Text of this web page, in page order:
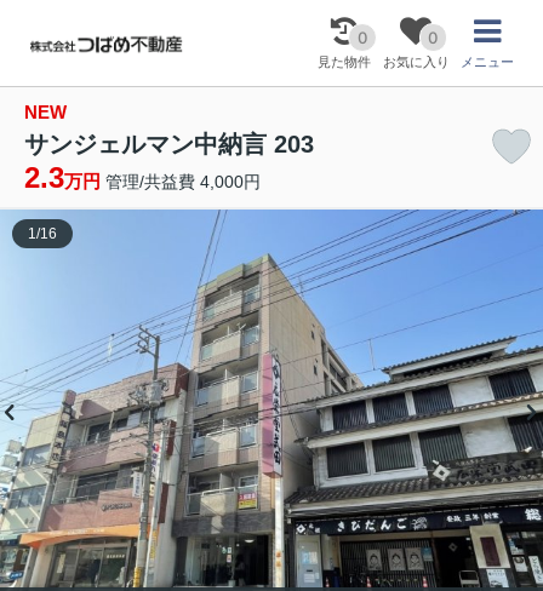
0
見た物件
0
お気に入り メニュー
NEW
サンジェルマン中納言 203
2.3万円 管理/共益費 4,000円
1 /16